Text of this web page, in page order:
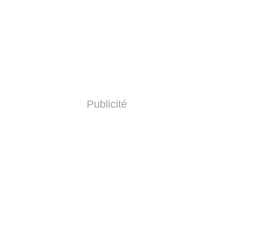
Publicité